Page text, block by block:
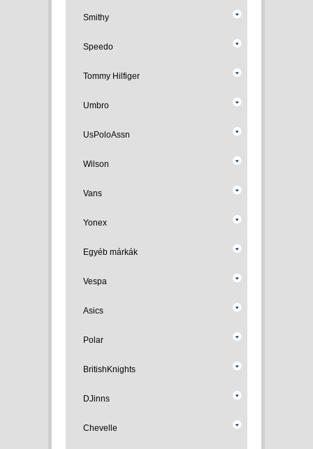
Smithy
Speedo
Tommy Hilfiger
Umbro
UsPoloAssn
Wilson
Vans
Yonex
Egyéb márkák
Vespa
Asics
Polar
BritishKnights
DJinns
Chevelle